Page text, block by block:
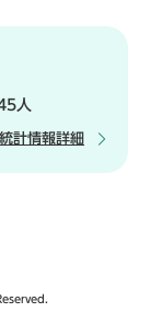
人
統計情報詳細